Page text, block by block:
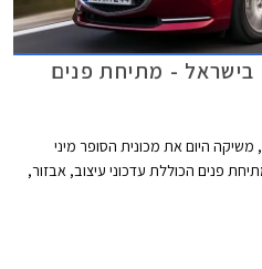
היום את מכונית הסופר מיני
שעברה מתיחת פנים הכוללת עדכוני עיצוב, אבזור,